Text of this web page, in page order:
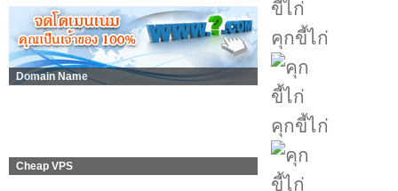
Domain Name
Cheap VPS
คุกขี้ไก่
คุกขี้ไก่